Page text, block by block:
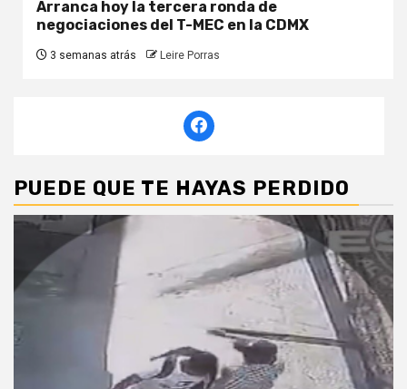
Arranca hoy la tercera ronda de
negociaciones del T-MEC en la CDMX
3 semanas atrás Leire Porras
PUEDE QUE TE HAYAS PERDIDO